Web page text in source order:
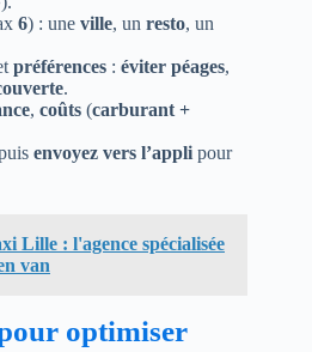
6) : une ville, un resto, un
préférences : éviter péages,
.
, coûts (carburant +
envoyez vers l’appli pour
Lille : l'agence spécialisée
van
optimiser